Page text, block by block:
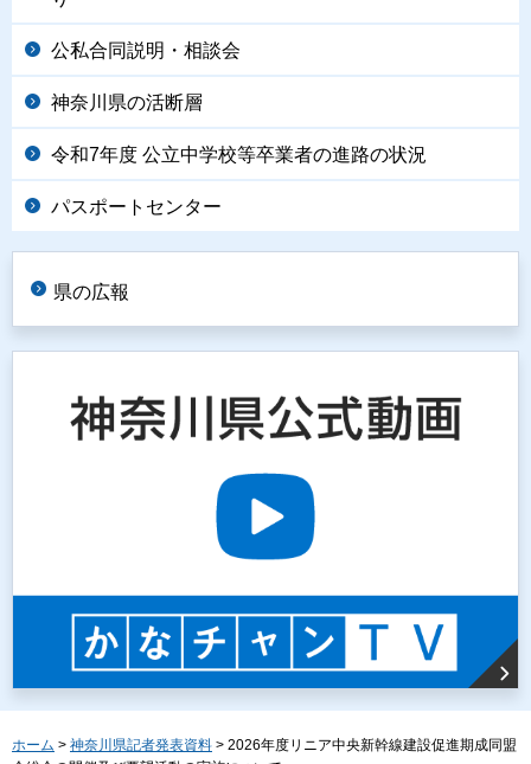
公私合同説明・相談会
神奈川県の活断層
令和7年度 公立中学校等卒業者の進路の状況
パスポートセンター
県の広報
ホーム > 神奈川県記者発表資料 > 2026年度リニア中央新幹線建設促進期成同盟